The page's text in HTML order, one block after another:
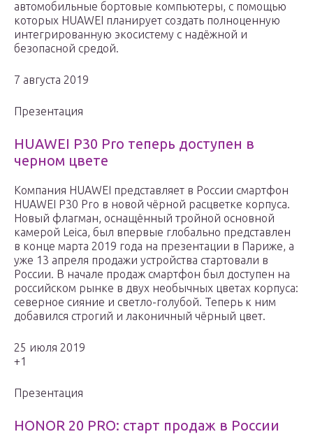
автомобильные бортовые компьютеры, с помощью
которых HUAWEI планирует создать полноценную
интегрированную экосистему с надёжной и
безопасной средой.
7 августа 2019
Презентация
HUAWEI P30 Pro теперь доступен в
черном цвете
Компания HUAWEI представляет в России смартфон
HUAWEI P30 Pro в новой чёрной расцветке корпуса.
Новый флагман, оснащённый тройной основной
камерой Leica, был впервые глобально представлен
в конце марта 2019 года на презентации в Париже, а
уже 13 апреля продажи устройства стартовали в
России. В начале продаж смартфон был доступен на
российском рынке в двух необычных цветах корпуса:
северное сияние и светло-голубой. Теперь к ним
добавился строгий и лаконичный чёрный цвет.
25 июля 2019
+1
Презентация
HONOR 20 PRO: старт продаж в России